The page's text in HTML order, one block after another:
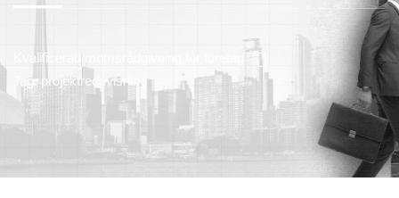
Kvalificerad momsrådgivning för företag
Tag: projektredovisning